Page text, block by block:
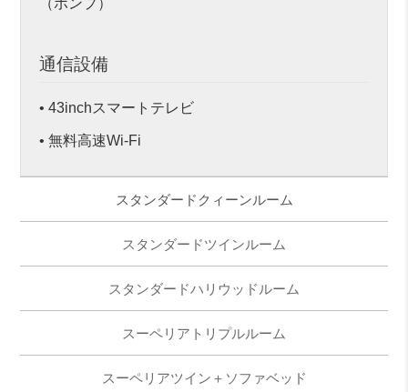
通信設備
• 43inchスマートテレビ
• 無料高速Wi-Fi
スタンダードクィーンルーム
スタンダードツインルーム
スタンダードハリウッドルーム
スーペリアトリプルルーム
スーペリアツイン＋ソファベッド